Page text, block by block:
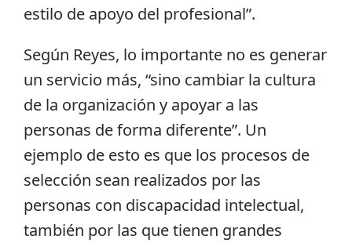
estilo de apoyo del profesional”.
Según Reyes, lo importante no es generar
un servicio más, “sino cambiar la cultura
de la organización y apoyar a las
personas de forma diferente”. Un
ejemplo de esto es que los procesos de
selección sean realizados por las
personas con discapacidad intelectual,
también por las que tienen grandes